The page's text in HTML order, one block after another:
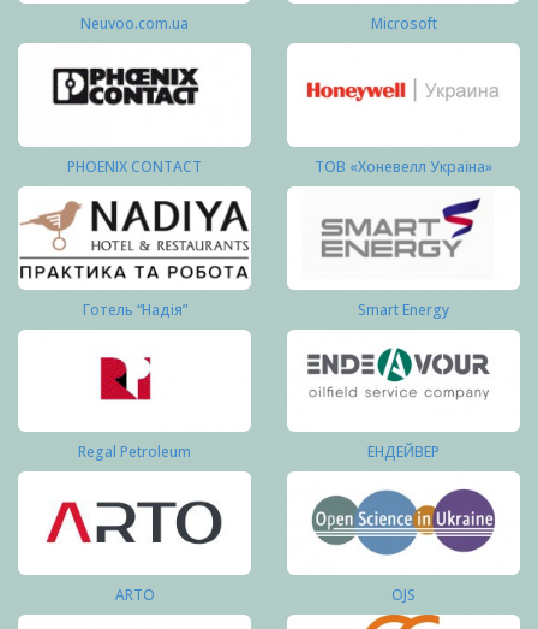
Neuvoo.com.ua Microsoft
PHOENIX CONTACT ТОВ «Хоневелл Україна»
Готель “Надія” Smart Energy
Regal Petroleum ЕНДЕЙВЕР
ARTO OJS